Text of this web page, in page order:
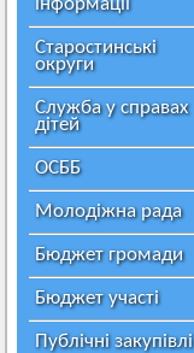
інформації
Старостинські
округи
Служба у справах
дітей
ОСББ
Молодіжна рада
Бюджет громади
Бюджет участі
Публічні закупівлі